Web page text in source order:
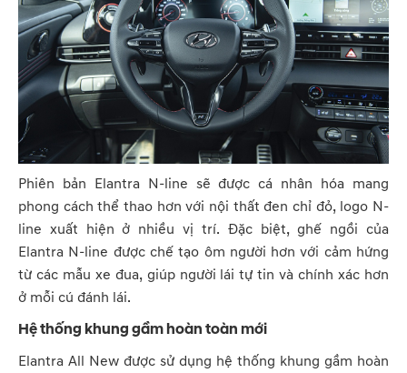
Phiên bản Elantra N-line sẽ được cá nhân hóa mang
phong cách thể thao hơn với nội thất đen chỉ đỏ, logo N-
line xuất hiện ở nhiều vị trí. Đặc biệt, ghế ngồi của
Elantra N-line được chế tạo ôm người hơn với cảm hứng
từ các mẫu xe đua, giúp người lái tự tin và chính xác hơn
ở mỗi cú đánh lái.
Hệ thống khung gầm hoàn toàn mới
Elantra All New được sử dụng hệ thống khung gầm hoàn